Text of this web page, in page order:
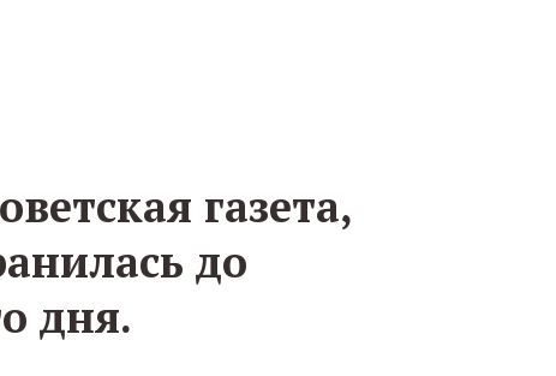
газета,
до
дня.